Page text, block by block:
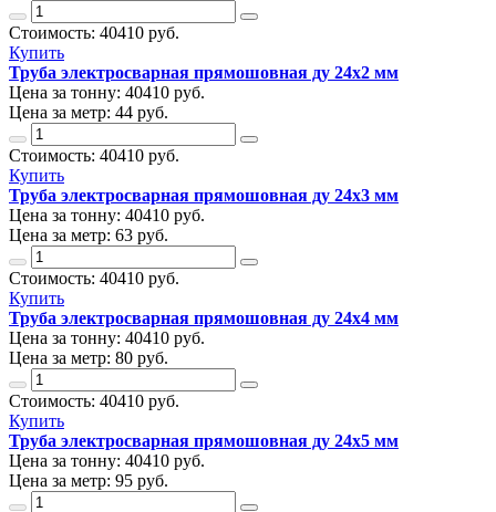
Стоимость: 40410 руб.
Купить
Труба электросварная прямошовная ду 24х2 мм
Цена за тонну: 40410 руб.
Цена за метр: 44 руб.
Стоимость: 40410 руб.
Купить
Труба электросварная прямошовная ду 24х3 мм
Цена за тонну: 40410 руб.
Цена за метр: 63 руб.
Стоимость: 40410 руб.
Купить
Труба электросварная прямошовная ду 24х4 мм
Цена за тонну: 40410 руб.
Цена за метр: 80 руб.
Стоимость: 40410 руб.
Купить
Труба электросварная прямошовная ду 24х5 мм
Цена за тонну: 40410 руб.
Цена за метр: 95 руб.